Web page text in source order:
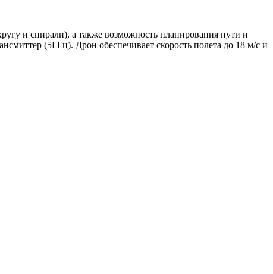
и спирали), а также возможность планирования пути и
(5ГГц). Дрон обеспечивает скорость полета до 18 м/с и